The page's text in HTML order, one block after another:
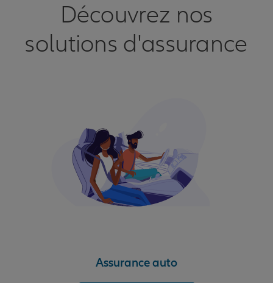
Découvrez nos
solutions d'assurance
Assurance auto